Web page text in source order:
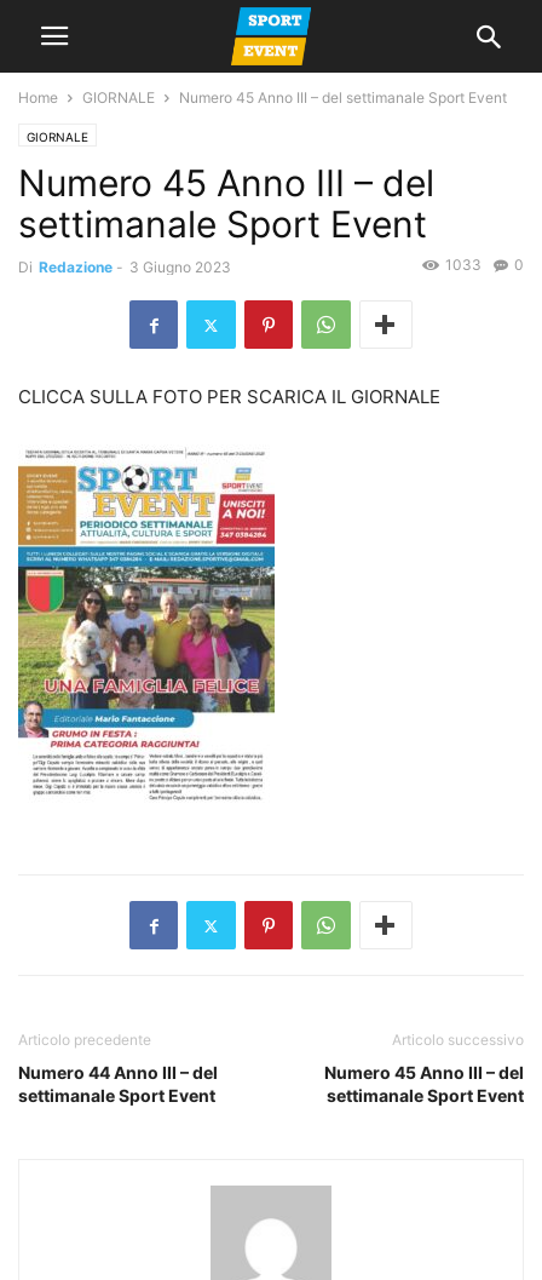
Home GIORNALE Numero 45 Anno III – del settimanale Sport Event
GIORNALE
Numero 45 Anno III – del
settimanale Sport Event
Di Redazione - 3 Giugno 2023 0
1033
CLICCA SULLA FOTO PER SCARICA IL GIORNALE
Articolo precedente
Numero 44 Anno III – del
settimanale Sport Event
Articolo successivo
Numero 45 Anno III – del
settimanale Sport Event